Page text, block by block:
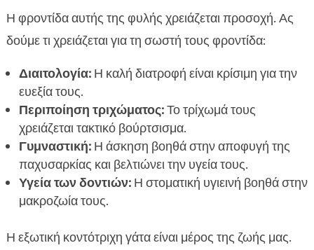
Η φροντίδα αυτής της φυλής χρειάζεται προσοχή. Ας
δούμε τι χρειάζεται για τη σωστή τους φροντίδα:
Διαιτολογία:Η καλή διατροφή είναι κρίσιμη για την
ευεξία τους.
Περιποίηση τριχώματος:Το τρίχωμά τους
χρειάζεται τακτικό βούρτσισμα.
Γυμναστική:Η άσκηση βοηθά στην αποφυγή της
παχυσαρκίας και βελτιώνει την υγεία τους.
Υγεία των δοντιών:Η στοματική υγιεινή βοηθά στην
μακροζωία τους.
Η εξωτική κοντότριχη γάτα είναι μέρος της ζωής μας.